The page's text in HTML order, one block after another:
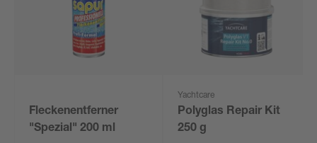
Fleckenentferner
"Spezial" 200 ml
Yachtcare
Polyglas Repair Kit
250 g